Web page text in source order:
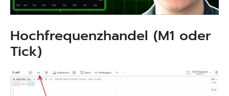
Hochfrequenzhandel (M1 oder
Tick)